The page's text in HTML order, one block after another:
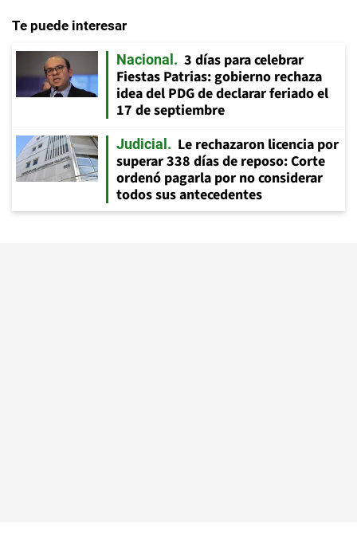
Te puede interesar
Nacional
3 días para celebrar
Fiestas Patrias: gobierno rechaza
idea del PDG de declarar feriado el
17 de septiembre
Judicial
Le rechazaron licencia por
superar 338 días de reposo: Corte
ordenó pagarla por no considerar
todos sus antecedentes